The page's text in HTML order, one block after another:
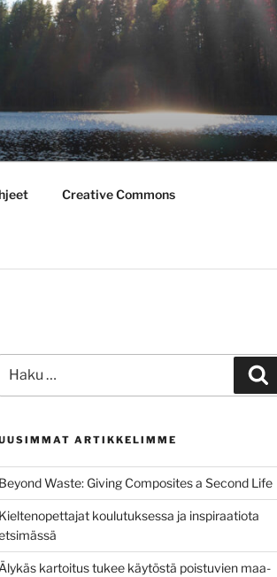
Creative Commons
ARTIKKELIMME
Beyond Waste: Giving Composites a Second Life
Kieltenopettajat koulutuksessa ja inspiraatiota
Älykäs kartoitus tukee käytöstä poistuvien maa-